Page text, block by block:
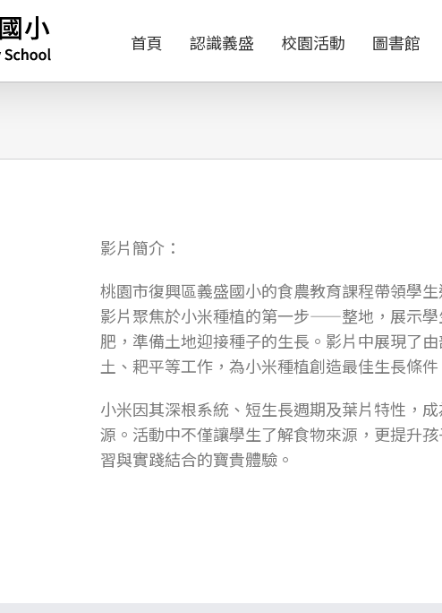
首頁 認識義盛 校園活動 圖書館
影片簡介：
桃園市復興區義盛國小的食農教育課程帶領學
影片聚焦於小米種植的第一步——整地，展示
肥，準備土地迎接種子的生長。影片中展現了
土、耙平等工作，為小米種植創造最佳生長條件
小米因其深根系統、短生長週期及葉片特性，
源。活動中不僅讓學生了解食物來源，更提升
習與實踐結合的寶貴體驗。